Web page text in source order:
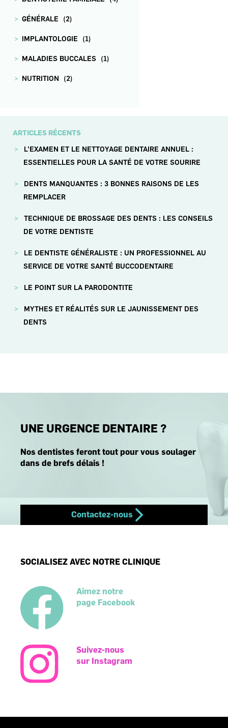
GÉNÉRALE (2)
IMPLANTOLOGIE (1)
MALADIES BUCCALES (1)
NUTRITION (2)
ARTICLES RÉCENTS
L’EXAMEN ET LE NETTOYAGE DENTAIRE ANNUEL :
ESSENTIELLES POUR LA SANTÉ DE VOTRE SOURIRE
DENTS MANQUANTES : 3 BONNES RAISONS DE LES
REMPLACER
TECHNIQUE DE BROSSAGE DES DENTS : LES CONSEILS
DE VOTRE DENTISTE
LE DENTISTE GÉNÉRALISTE : UN PROFESSIONNEL AU
SERVICE DE VOTRE SANTÉ BUCCODENTAIRE
LE POINT SUR LA PARODONTITE
MYTHES ET RÉALITÉS SUR LE JAUNISSEMENT DES
DENTS
UNE URGENCE DENTAIRE ?
Nos dentistes feront tout pour vous soulager
dans de brefs délais !
Contactez-nous
SOCIALISEZ AVEC NOTRE CLINIQUE
Aimez notre
page Facebook
Suivez-nous
sur Instagram